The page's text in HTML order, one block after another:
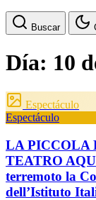
Buscar
Día: 10
Espectáculo
Espectáculo
LA PICCOLA
TEATRO
terremoto la
dell’Istituto